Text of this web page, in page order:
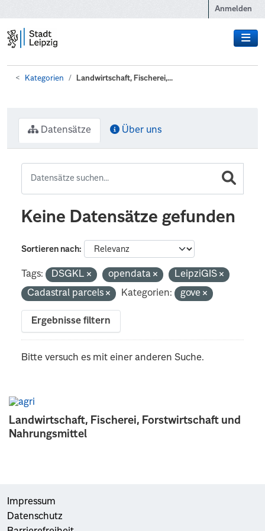
Anmelden
Kategorien Landwirtschaft, Fischerei,...
Landwirtschaft, Fischerei, Forstwirtschaft und
Nahrungsmittel
Datensätze Über uns
Keine Datensätze gefunden
Sortieren nach
Tags: DSGKL opendata
LeipziGIS
Cadastral parcels
Kategorien: gove
Ergebnisse filtern
Bitte versuch es mit einer anderen Suche.
Impressum
Datenschutz